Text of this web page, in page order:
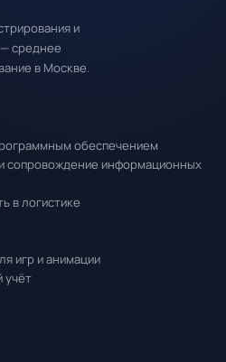
и
среднее
в Москве.
обеспечением
сопровождение информационных
в логистике
игр и анимации
учёт